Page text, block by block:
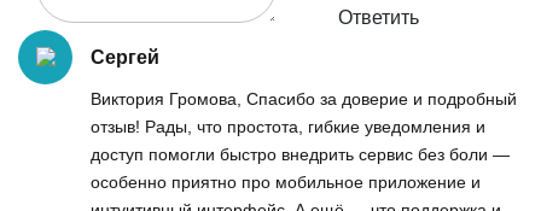
Ответить
Сергей
Виктория Громова, Спасибо за доверие и подробный
отзыв! Рады, что простота, гибкие уведомления и
доступ помогли быстро внедрить сервис без боли —
особенно приятно про мобильное приложение и